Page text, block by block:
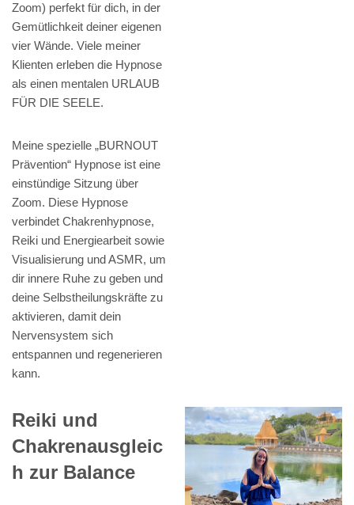
Zoom) perfekt für dich, in der
Gemütlichkeit deiner eigenen
vier Wände. Viele meiner
Klienten erleben die Hypnose
als einen mentalen URLAUB
FÜR DIE SEELE.
Meine spezielle „BURNOUT
Prävention“ Hypnose ist eine
einstündige Sitzung über
Zoom. Diese Hypnose
verbindet Chakrenhypnose,
Reiki und Energiearbeit sowie
Visualisierung und ASMR, um
dir innere Ruhe zu geben und
deine Selbstheilungskräfte zu
aktivieren, damit dein
Nervensystem sich
entspannen und regenerieren
kann.
Reiki und
Chakrenausgleic
h zur Balance